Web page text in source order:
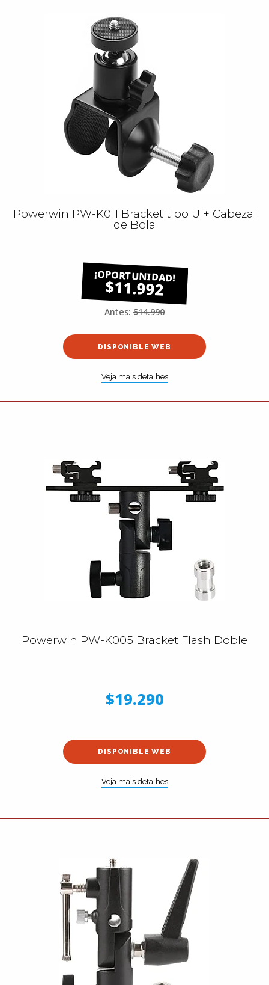
Powerwin PW-K011 Bracket tipo U + Cabezal
de Bola
$11.992
Antes: $14.990
DISPONIBLE WEB
Veja mais detalhes
Powerwin PW-K005 Bracket Flash Doble
$19.290
DISPONIBLE WEB
Veja mais detalhes